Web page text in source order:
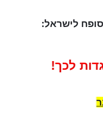
לישראל:
לכך!